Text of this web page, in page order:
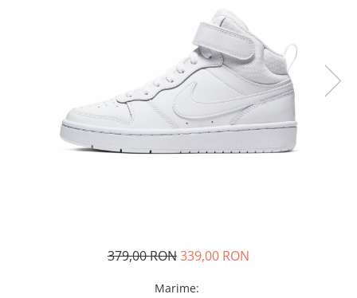
Pantaloni scurti Copii
Ingrijire incaltaminte
379,00 RON339,00 RON
Marime: